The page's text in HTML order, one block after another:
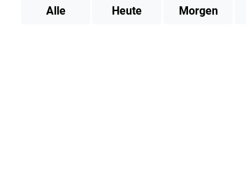
Alle Heute Morgen